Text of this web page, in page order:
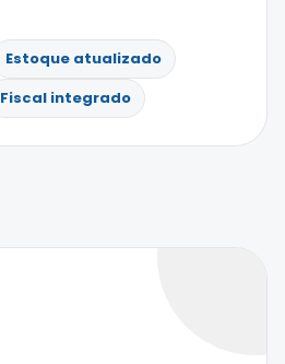
Estoque atualizado
Fiscal integrado